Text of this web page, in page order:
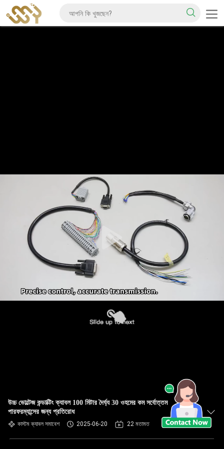
উচ্চ ভোল্টেজ কন্ডাক্টিং ক্যাবল 100 মিটার দৈর্ঘ্য 30 ওহমের কম সর্বোত্তম
পারফরম্যান্সের জন্য প্রতিরোধ
কাস্টম ক্যাবল সমাবেশ 2025-06-20 22 মতামত